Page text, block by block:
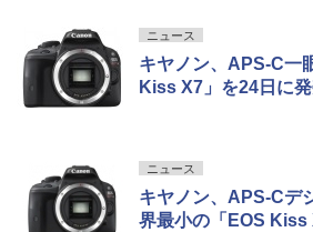
ニュース
キヤノン、APS-C一
Kiss X7」を24日に
ニュース
キヤノン、APS-Cデ
界最小の「EOS Kiss